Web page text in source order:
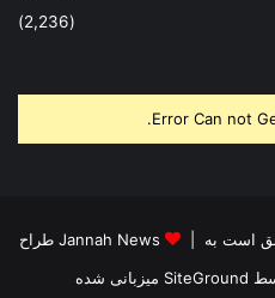
(2,236)
Error Can not
Jannah News طراح
SiteGround میزبانی شده